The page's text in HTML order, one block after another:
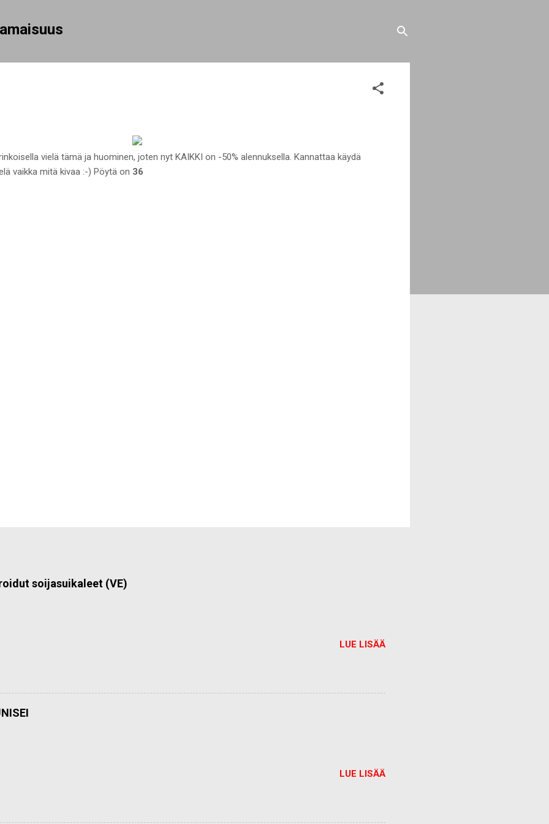
vielä tämä ja huominen, joten nyt KAIKKI on -50% alennuksella. Kannattaa käydä
vaikka mitä kivaa :-) Pöytä on 36
soijasuikaleet (VE)
LUE LISÄÄ
LUE LISÄÄ